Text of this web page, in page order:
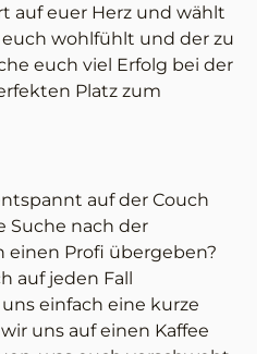
auf euer Herz und wählt
wohlfühlt und der zu
euch viel Erfolg bei der
Platz zum
auf der Couch
Suche nach der
einen Profi übergeben?
auf jeden Fall
einfach eine kurze
uns auf einen Kaffee